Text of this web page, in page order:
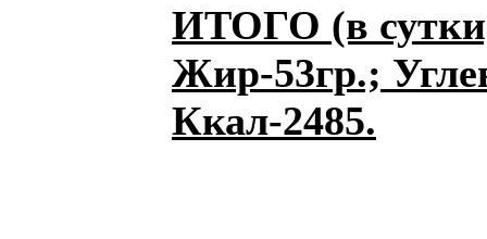
ИТОГО (в
Жир-53гр.;
Ккал-2485.